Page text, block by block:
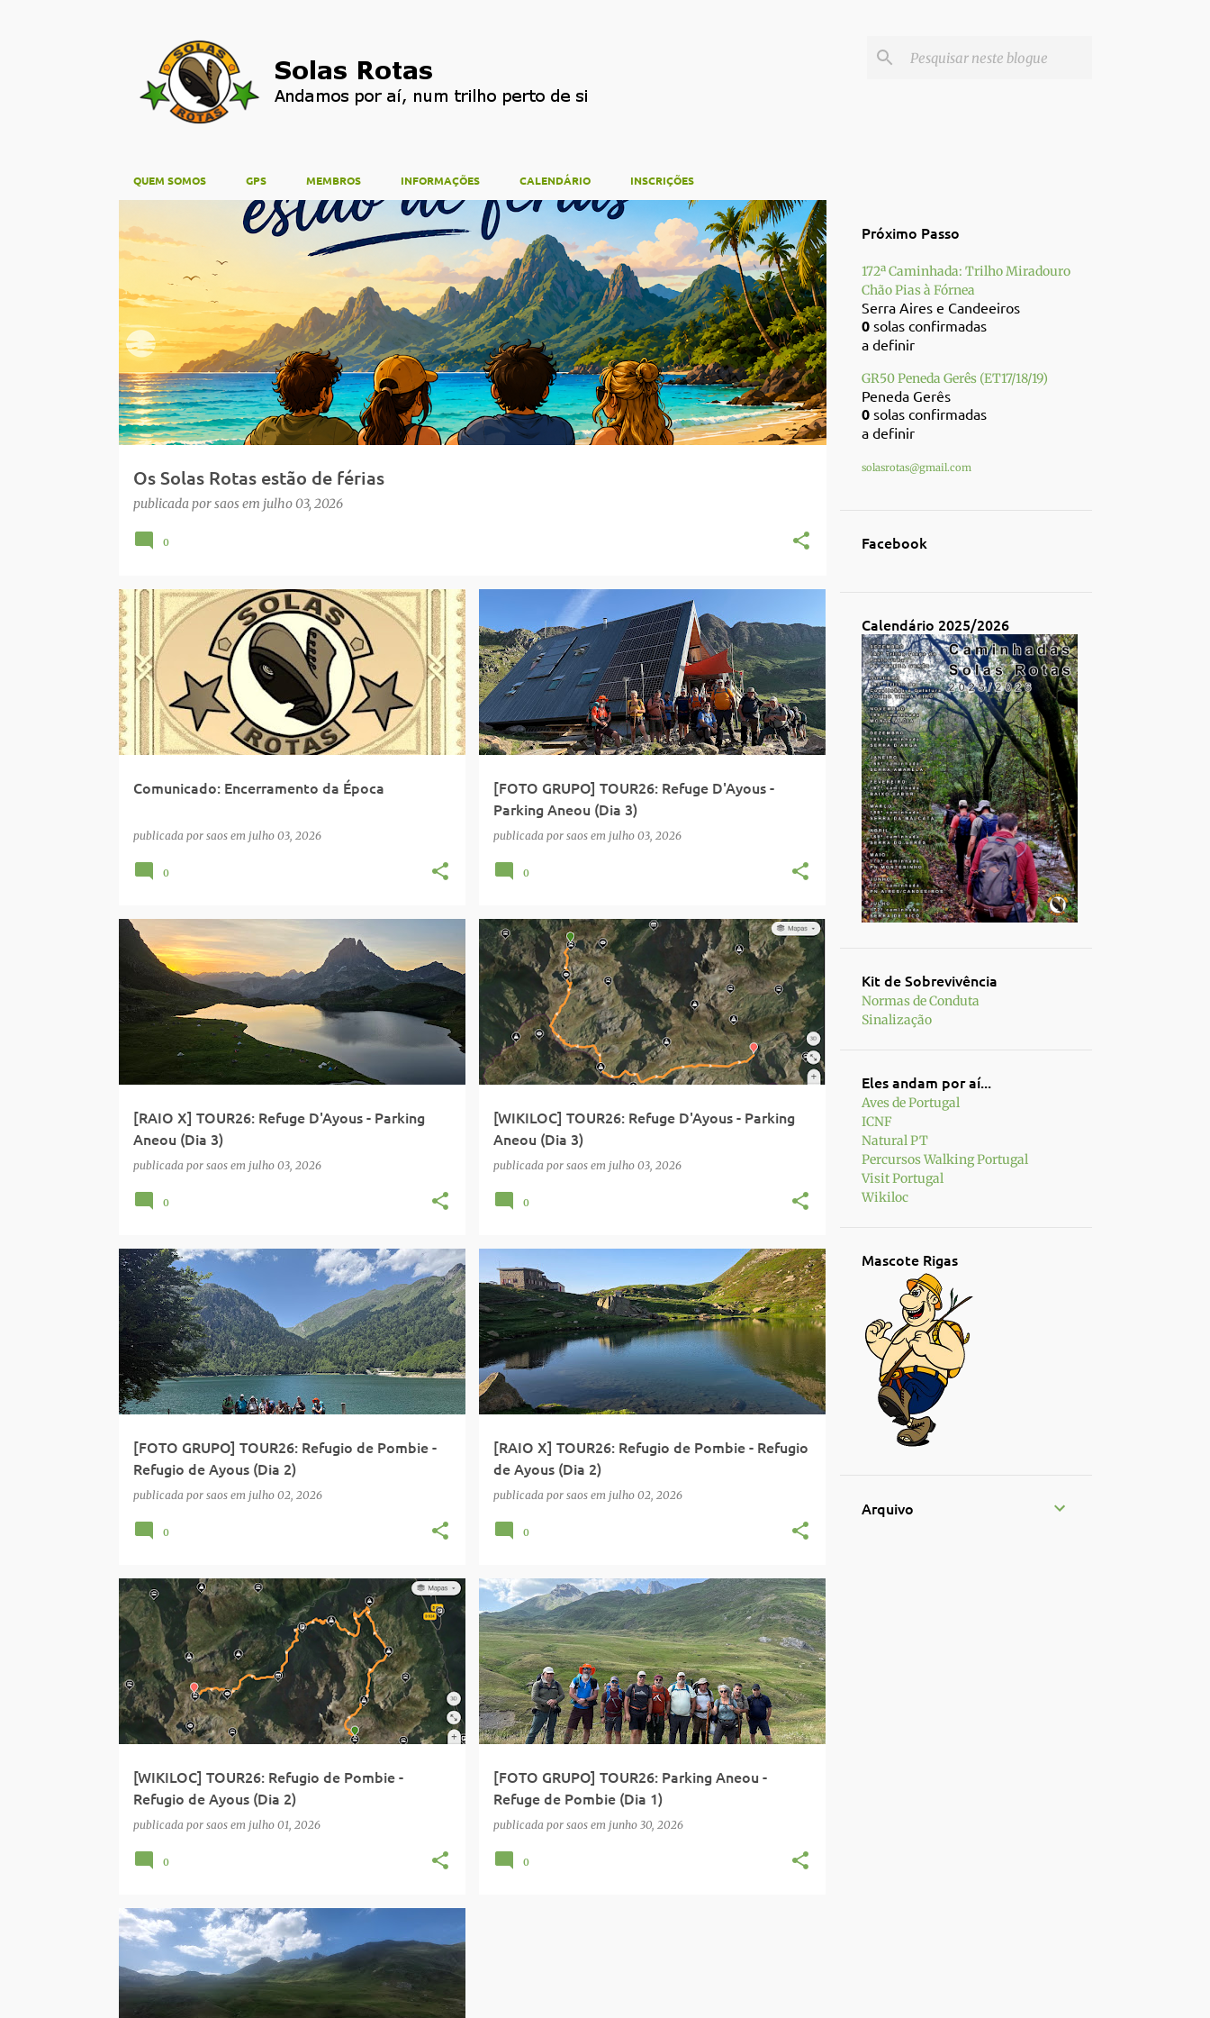
QUEM SOMOS GPS MEMBROS INFORMAÇÕES CALENDÁRIO INSCRIÇÕES
M
e
n
s
a
g
e
n
Os Solas Rotas estão de férias
publicada porsaosem julho 03, 2026
FÉRIAS
0
Comunicado: Encerramento da Época
publicada por saos em julho 03, 2026
COMUNICADO
0
[FOTO GRUPO] TOUR26: Refuge D'Ayous -
Parking Aneou (Dia 3)
publicada por saos em julho 03, 2026
FOTO GRUPO
0
[RAIO X] TOUR26: Refuge D'Ayous - Parking
Aneou (Dia 3)
publicada por saos em julho 03, 2026
PIRENÉUS REFUGIO AYOUS TOUR
0
[WIKILOC] TOUR26: Refuge D'Ayous - Parking
Aneou (Dia 3)
publicada por saos em julho 03, 2026
WIKILOC
0
[FOTO GRUPO] TOUR26: Refugio de Pombie -
Refugio de Ayous (Dia 2)
publicada por saos em julho 02, 2026
FOTO GRUPO
0
[RAIO X] TOUR26: Refugio de Pombie - Refugio
de Ayous (Dia 2)
publicada por saos em julho 02, 2026
ORGANIZAÇÃO: SR PIRENÉUS REFUGIO AYOUS
+
REFUGIO PPOMBIE
0
[WIKILOC] TOUR26: Refugio de Pombie -
Refugio de Ayous (Dia 2)
publicada por saos em julho 01, 2026
WIKILOC
0
[FOTO GRUPO] TOUR26: Parking Aneou -
Refuge de Pombie (Dia 1)
publicada por saos em junho 30, 2026
FOTO GRUPO
0
MIDI D'OSSAU ORGANIZAÇÃO: SR PIRENÉUS TOUR
Próximo Passo
172ª Caminhada: Trilho Miradouro
Chão Pias à Fórnea
Serra Aires e Candeeiros
0solas confirmadas
a definir
GR50 Peneda Gerês (ET17/18/19)
Peneda Gerês
0solas confirmadas
a definir
solasrotas@gmail.com
Facebook
Calendário 2025/2026
Kit de Sobrevivência
Normas de Conduta
Sinalização
Eles andam por aí...
Aves de Portugal
ICNF
Natural PT
Percursos Walking Portugal
Visit Portugal
Wikiloc
Mascote Rigas
Arquivo